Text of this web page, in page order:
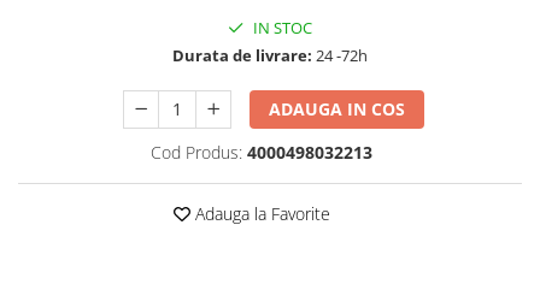
IN STOC
Durata de livrare: 24 -72h
ADAUGA IN COS
Cod Produs: 4000498032213
Adauga la Favorite